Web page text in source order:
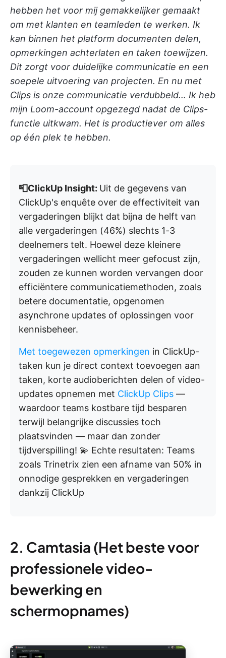
hebben het voor mij gemakkelijker gemaakt
om met klanten en teamleden te werken. Ik
kan binnen het platform documenten delen,
opmerkingen achterlaten en taken toewijzen.
Dit zorgt voor duidelijke communicatie en een
soepele uitvoering van projecten. En nu met
Clips is onze communicatie verdubbeld… Ik heb
mijn Loom-account opgezegd nadat de Clips-
functie uitkwam. Het is productiever om alles
op één plek te hebben.
📮ClickUp Insight: Uit de gegevens van
ClickUp's enquête over de effectiviteit van
vergaderingen blijkt dat bijna de helft van
alle vergaderingen (46%) slechts 1-3
deelnemers telt. Hoewel deze kleinere
vergaderingen wellicht meer gefocust zijn,
zouden ze kunnen worden vervangen door
efficiëntere communicatiemethoden, zoals
betere documentatie, opgenomen
asynchrone updates of oplossingen voor
kennisbeheer.
Met toegewezen opmerkingen in ClickUp-
taken kun je direct context toevoegen aan
taken, korte audioberichten delen of video-
updates opnemen met ClickUp Clips —
waardoor teams kostbare tijd besparen
terwijl belangrijke discussies toch
plaatsvinden — maar dan zonder
tijdverspilling! 💫 Echte resultaten: Teams
zoals Trinetrix zien een afname van 50% in
onnodige gesprekken en vergaderingen
dankzij ClickUp
2. Camtasia (Het beste voor
professionele video-
bewerking en
schermopnames)